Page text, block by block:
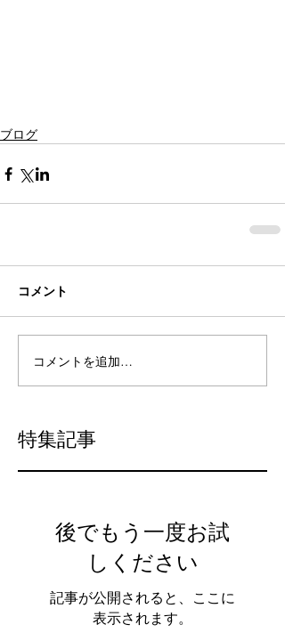
ブログ
コメント
コメントを追加…
特集記事
後でもう一度お試
しください
記事が公開されると、ここに
表示されます。